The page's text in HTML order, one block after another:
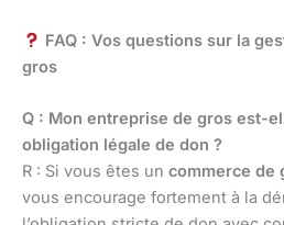
FAQ : Vos questions sur la
gros
Q : Mon entreprise de gros est-
obligation légale de don ?
R : Si vous êtes un commerce de
vous encourage fortement à la